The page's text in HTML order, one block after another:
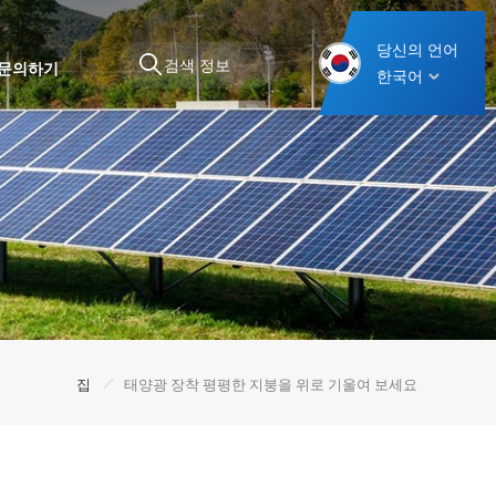
당신의 언어
한국어
의하기
집 / 태양광 장착 평평한 지붕을 위로 기울여 보세요